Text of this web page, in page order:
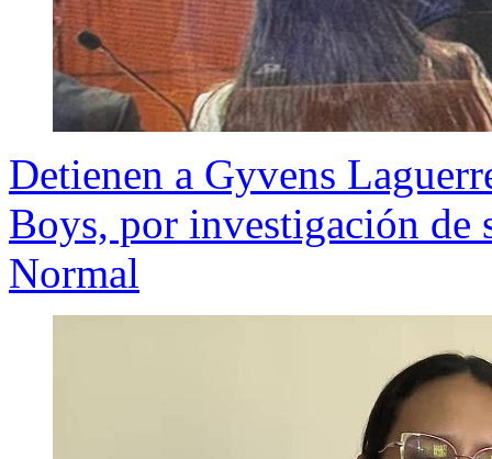
Detienen a Gyvens
Boys, por investigación de
Normal